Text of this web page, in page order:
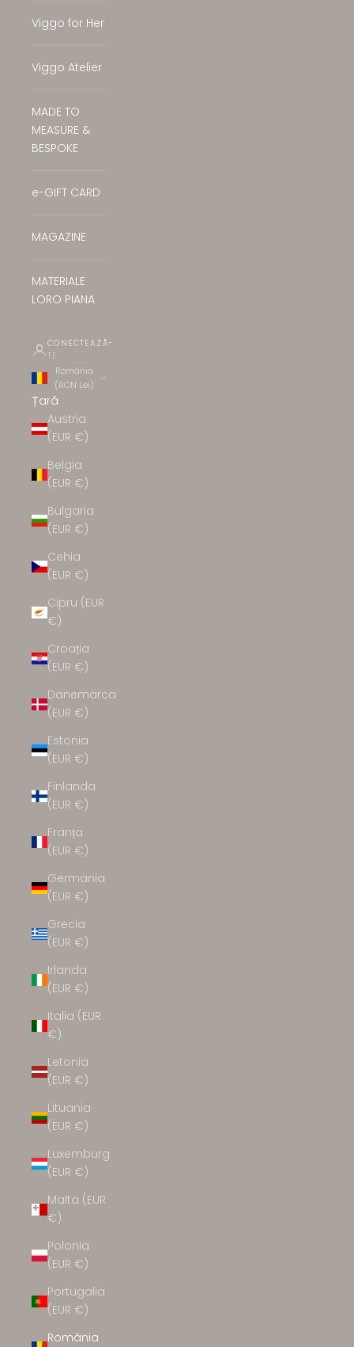
Viggo for Her
Viggo Atelier
MADE TO
MEASURE &
BESPOKE
e-GIFT CARD
MAGAZINE
MATERIALE
LORO PIANA
CONECTEAZĂ-
TE
România
(RON Lei)
Țară
Austria
(EUR €)
Belgia
(EUR €)
Bulgaria
(EUR €)
Cehia
(EUR €)
Cipru (EUR
€)
Croația
(EUR €)
Danemarca
(EUR €)
Estonia
(EUR €)
Finlanda
(EUR €)
Franța
(EUR €)
Germania
(EUR €)
Grecia
(EUR €)
Irlanda
(EUR €)
Italia (EUR
€)
Letonia
(EUR €)
Lituania
(EUR €)
Luxemburg
(EUR €)
Malta (EUR
€)
Polonia
(EUR €)
Portugalia
(EUR €)
România